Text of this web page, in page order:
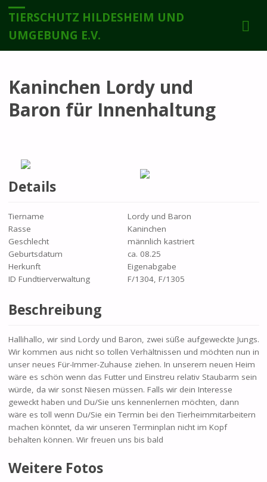
TIERSCHUTZ HILDESHEIM UND
UMGEBUNG E.V.
Kaninchen Lordy und
Baron für Innenhaltung
Details
Tiername
Lordy und Baron
Rasse
Kaninchen
Geschlecht
männlich kastriert
Geburtsdatum
ca. 08.25
Herkunft
Eigenabgabe
ID Fundtierverwaltung
F/1304, F/1305
Beschreibung
Hallihallo, wir sind Lordy und Baron, zwei süße aufgeweckte Jungs.
Wir kommen aus nicht so tollen Verhältnissen und möchten nun in
unser neues Für-Immer-Zuhause ziehen. In unserem neuen Heim
wäre es schön wenn das Futter und Einstreu relativ Staubarm sein
würde, da wir sonst Niesen müssen. Falls wir dein Interesse
geweckt haben und Du/Sie uns kennenlernen möchten, dann
wäre es toll wenn Du/Sie ein Termin bei den Tierheimmitarbeitern
machen könntet, da wir unseren Terminplan nicht im Kopf
behalten können. Wir freuen uns bis bald
Weitere Fotos